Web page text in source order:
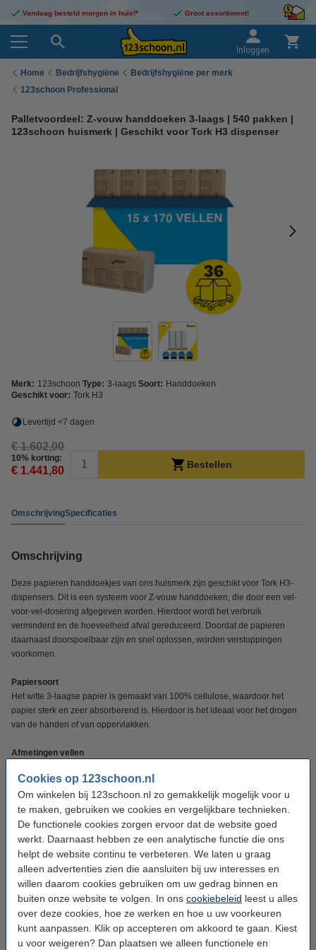
Cookies op 123schoon.nl
Om winkelen bij 123schoon.nl zo gemakkelijk mogelijk voor u
te maken, gebruiken we cookies en vergelijkbare technieken.
De functionele cookies zorgen ervoor dat de website goed
werkt. Daarnaast hebben ze een analytische functie die ons
helpt de website continu te verbeteren. We laten u graag
alleen advertenties zien die aansluiten bij uw interesses en
willen daarom cookies gebruiken om uw gedrag binnen en
buiten onze website te volgen. In ons cookiebeleid leest u alles
over deze cookies, hoe ze werken en hoe u uw voorkeuren
kunt aanpassen. Klik op accepteren om akkoord te gaan. Kiest
u voor weigeren? Dan plaatsen we alleen functionele en
Vandaag besteld morgen in huis!* Groot assortiment!
Inloggen
Home Bedrijfshygiëne
Bedrijfshygiëne per merk
123schoon Professional
Palletvoordeel: Z-vouw handdoeken 3-laags | 540 pakken |
123schoon huismerk | Geschikt voor Tork H3 dispenser
Merk: 123schoon Type: 3-laags Soort: Handdoeken
Geschikt voor: Tork H3
Levertijd <7 dagen
€ 1.602,00
10% korting:
€ 1.441,80 Bestellen
OmschrijvingSpecificaties
Omschrijving
Deze papieren handdoekjes van ons huismerk zijn geschikt voor Tork H3-
dispensers. Dit is een systeem voor Z-vouw handdoeken, die door een vel-
voor-vel-dosering afgegeven worden. Hierdoor wordt het verbruik
verminderd en de hoeveelheid afval gereduceerd. Doordat de papieren
daarnaast doorspoelbaar zijn en snel oplossen, worden verstoppingen
voorkomen.
Papiersoort
Het witte 3-laagse papier is gemaakt van 100% cellulose, waardoor het
papier sterk en zeer absorberend is. Hierdoor is het ideaal voor het drogen
van de handen of van oppervlakken.
Afmetingen vellen
Profiteer met deze aanbieding van extra voordeel, u ontvangt een pallet met
540 pakken van 170 vellen.
Merk: 123schoon
3-laags
Soort: Handdoeken